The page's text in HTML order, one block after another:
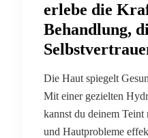
erlebe die
Behandlung,
Die Haut spiegelt
Mit einer gezielten
kannst du deinem Teint
und Hautprobleme